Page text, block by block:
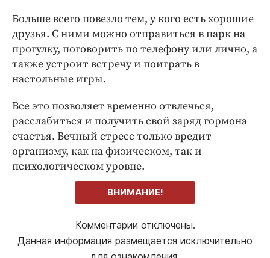
Больше всего повезло тем, у кого есть хорошие
друзья. С ними можно отправиться в парк на
прогулку, поговорить по телефону или лично, а
также устроит встречу и поиграть в
настольные игры.
Все это позволяет временно отвлечься,
расслабиться и получить свой заряд гормона
счастья. Вечный стресс только вредит
организму, как на физическом, так и
психологическом уровне.
ВНИМАНИЕ!
Комментарии отключены.
Данная информация размещается исключительно